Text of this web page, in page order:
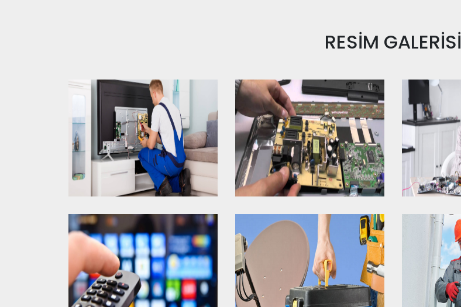
RESİM GALERİSİ